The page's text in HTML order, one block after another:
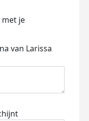
met je
van Larissa